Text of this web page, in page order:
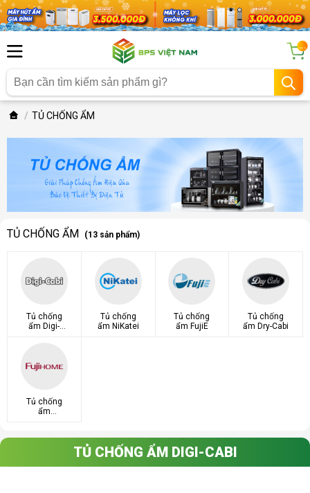
...
TỦ CHỐNG ẨM
TỦ CHỐNG ẨM (13 sản phẩm)
Tủ chống
ẩm Digi-
Tủ chống
ẩm NiKatei
Tủ chống
ẩm FujiE
Tủ chống
ẩm Dry-Cabi
Tủ chống
ẩm
TỦ CHỐNG ẨM DIGI-CABI